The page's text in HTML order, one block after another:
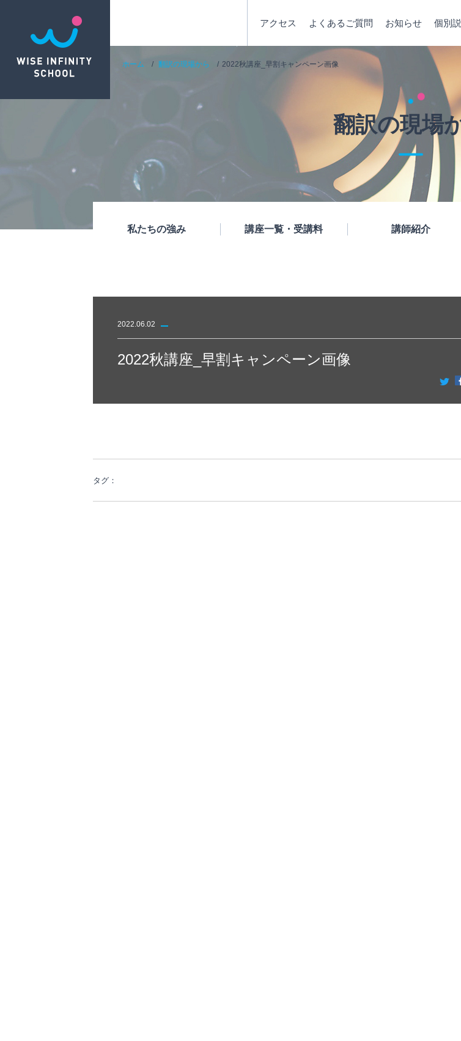
私たちの強み 講座一覧・受講料 講師紹介
アクセス よくあるご質問 お知らせ 個別
ホーム 翻訳の現場から 2022秋講座_早割キャンペーン画像
翻訳の現場
2022.06.02
2022秋講座_早割キャンペーン画像
タグ：